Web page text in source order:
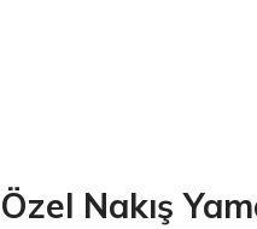
Özel Nakış